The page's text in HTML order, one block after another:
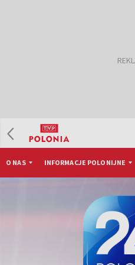
O NAS INFORMACJE POLONIJNE